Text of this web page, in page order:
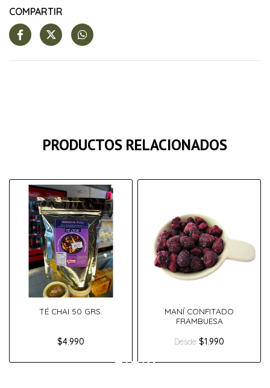
COMPARTIR
PRODUCTOS RELACIONADOS
TÉ CHAI 50 GRS.
$4.990
MANÍ CONFITADO
FRAMBUESA
Desde $1.990